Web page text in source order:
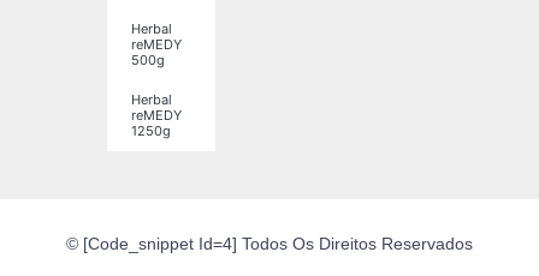
Herbal
reMEDY
500g
Herbal
reMEDY
1250g
© [code_snippet Id=4] Todos Os Direitos Reservados